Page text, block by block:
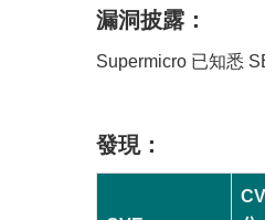
漏洞披露：
Supermicro 已知悉
發現：